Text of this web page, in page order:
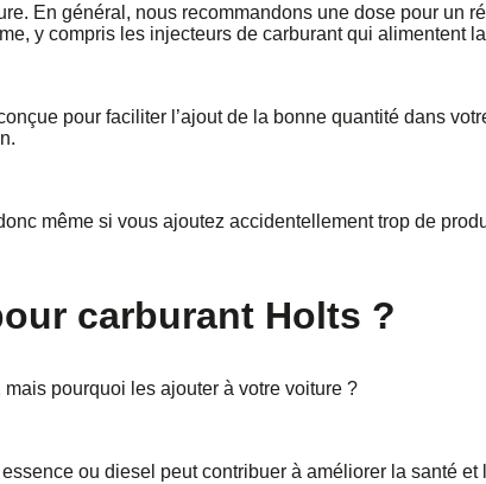
En général, nous recommandons une dose pour un
y compris les injecteurs de carburant qui alimentent
pour faciliter l’ajout de la bonne quantité dans
même si vous ajoutez accidentellement trop de
carburant Holts ?
pourquoi les ajouter à votre voiture ?
ou diesel peut contribuer à améliorer la santé